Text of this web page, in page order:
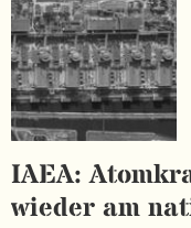
IAEA:
wieder am